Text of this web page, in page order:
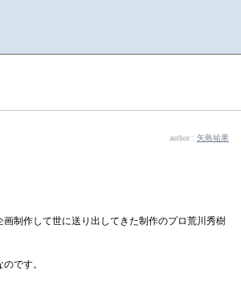
author : 矢島祐果
制作して世に送り出してきた制作のプロ荒川秀樹
です。